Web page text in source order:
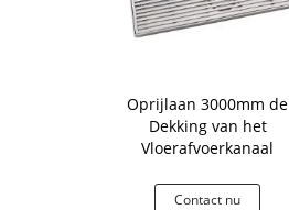
Oprijlaan 3000mm de
Dekking van het
Vloerafvoerkanaal
Contact nu